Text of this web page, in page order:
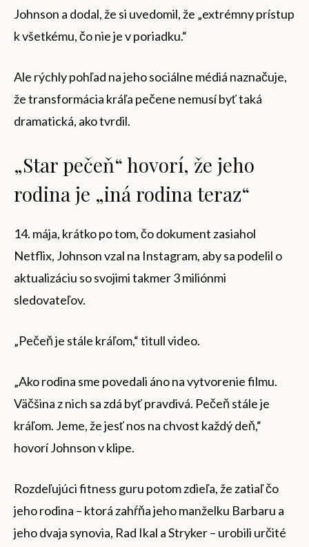
Johnson a dodal, že si uvedomil, že „extrémny prístup
k všetkému, čo nie je v poriadku.“
Ale rýchly pohľad na jeho sociálne médiá naznačuje,
že transformácia kráľa pečene nemusí byť taká
dramatická, ako tvrdil.
„Star pečeň“ hovorí, že jeho
rodina je „iná rodina teraz“
14. mája, krátko po tom, čo dokument zasiahol
Netflix, Johnson vzal na Instagram, aby sa podelil o
aktualizáciu so svojimi takmer 3 miliónmi
sledovateľov.
„Pečeň je stále kráľom,“ titull video.
„Ako rodina sme povedali áno na vytvorenie filmu.
Väčšina z nich sa zdá byť pravdivá. Pečeň stále je
kráľom. Jeme, že jesť nos na chvost každý deň,“
hovorí Johnson v klipe.
Rozdeľujúci fitness guru potom zdieľa, že zatiaľ čo
jeho rodina – ktorá zahŕňa jeho manželku Barbaru a
jeho dvaja synovia, Rad Ikal a Stryker – urobili určité